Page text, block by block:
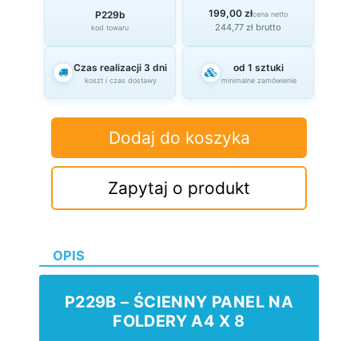
P229b
kod towaru
199,00 złcena netto
244,77 zł brutto
Czas realizacji 3 dni
koszt i czas dostawy
od 1 sztuki
minimalne zamówienie
Zapytaj o produkt
Dodaj do koszyka
OPIS
P229B – ŚCIENNY PANEL NA
FOLDERY A4 X 8